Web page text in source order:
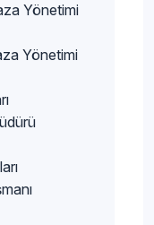
Yönetimi
Yönetimi